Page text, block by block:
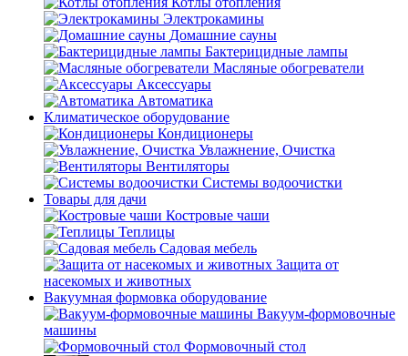
Электрокамины
Домашние сауны
Бактерицидные лампы
Масляные обогреватели
Аксессуары
Автоматика
Климатическое оборудование
Кондиционеры
Увлажнение, Очистка
Вентиляторы
Системы водоочистки
Товары для дачи
Костровые чаши
Теплицы
Садовая мебель
Защита от
насекомых и животных
Вакуумная формовка оборудование
Вакуум-формовочные
машины
Формовочный стол